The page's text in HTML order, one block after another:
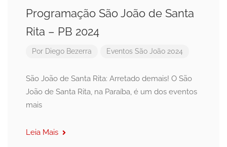
Programação São João de Santa
Rita – PB 2024
Por Diego Bezerra Eventos São João 2024
São João de Santa Rita: Arretado demais! O São
João de Santa Rita, na Paraíba, é um dos eventos
mais
Leia Mais